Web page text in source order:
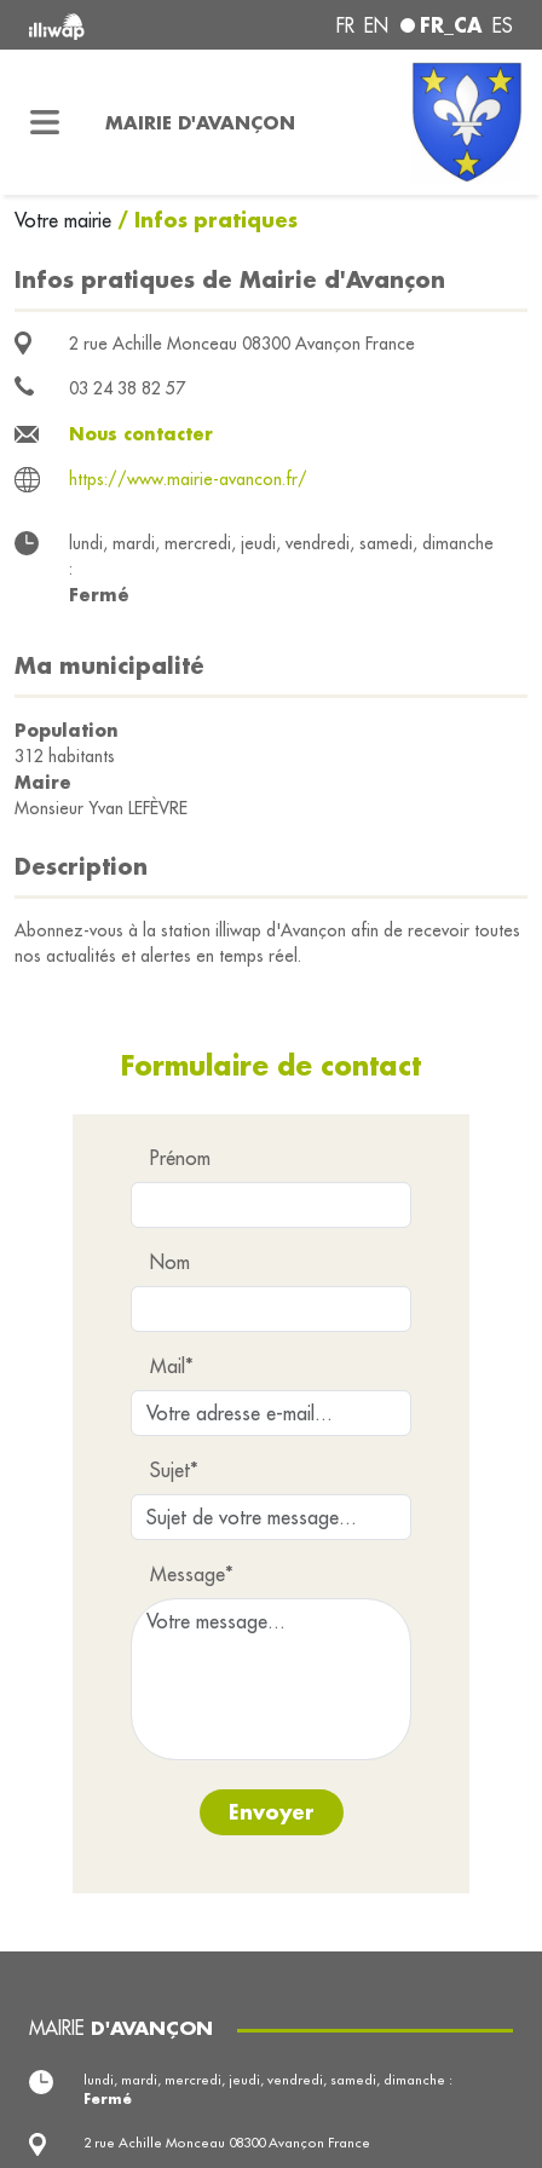
FR EN FR_CA ES
MAIRIE D'AVANÇON
Votre mairie / Infos pratiques
Infos pratiques de Mairie d'Avançon
2 rue Achille Monceau 08300 Avançon France
03 24 38 82 57
Nous contacter
https://www.mairie-avancon.fr/
lundi, mardi, mercredi, jeudi, vendredi, samedi, dimanche
:
Fermé
Ma municipalité
Population
312 habitants
Maire
Monsieur Yvan LEFÈVRE
Description
Abonnez-vous à la station illiwap d'Avançon afin de recevoir toutes
nos actualités et alertes en temps réel.
Formulaire de contact
Prénom
Nom
Mail*
Sujet*
Message*
Envoyer
MAIRIE D'AVANÇON
2 rue Achille Monceau 08300 Avançon France
lundi, mardi, mercredi, jeudi, vendredi, samedi, dimanche :
Fermé